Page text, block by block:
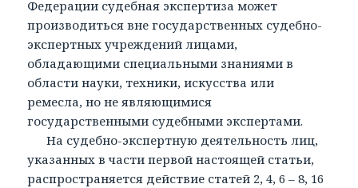
Федерации судебная экспертиза может
производиться вне государственных судебно-
экспертных учреждений лицами,
обладающими специальными знаниями в
области науки, техники, искусства или
ремесла, но не являющимися
государственными судебными экспертами.
На судебно-экспертную деятельность лиц,
указанных в части первой настоящей статьи,
распространяется действие статей 2, 4, 6 – 8, 16